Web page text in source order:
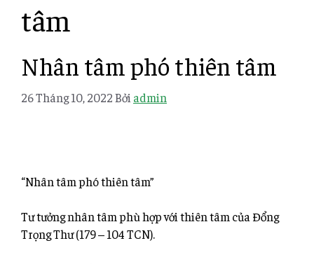
tâm
Nhân tâm phó thiên tâm
26 Tháng 10, 2022Bởi admin
“Nhân tâm phó thiên tâm”
Tư tưởng nhân tâm phù hợp với thiên tâm của Đổng
Trọng Thư (179 – 104 TCN).